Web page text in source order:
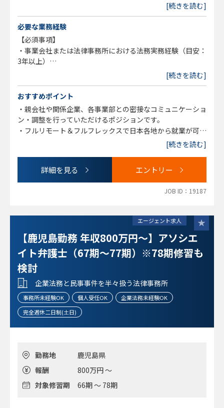
・知財マネジメント
・社内教育、社内リテラシー向上施策の企画実行
・各種プロジェクト参画等による事業部門支援
[続きを読む]
必要な業務経験
【必須事項】
・事業会社または法律事務所における法務実務経験（目安：
3年以上）
・契約審査、法務相談対応などのコントラクトマネジメント
・事業部門や関係者と連携しながら業務を推進したご経験
【歓迎要件】
以下のいずれかの経験のある方は歓迎します
・IT／SaaS／プラットフォームビジネス等に関する法務経
・データ利活用やデジタル領域に関する知見・実務経験
・金融領域に関する法務経験
・スタートアップや成長フェーズ企業における法務経験
[続きを読む]
おすすめポイント
・親会社や関係企業、各事業部との密接なコミュニケーショ
ン・調整を行っていただけるポジションです。
・フルリモート＆フルフレックスで日本各地から就業が可能
なため、非常に柔軟な環境下での就業が可能です。[続きを読む]
詳細を見る エントリー
JOB ID：19187
エージェント求人
【鹿児島勤務 年収800万円～】アソシエ
イト弁護士（67期～77期）※78期修習も
検討
企業法務と民事事件を半々扱う法律事務所
事務所未経験OK 個人受任OK
企業法務未経験OK
完全週休二日制(土日)
勤務地
鹿児島県
報酬
800万円 ～
対象修習期
66期 ～ 78期